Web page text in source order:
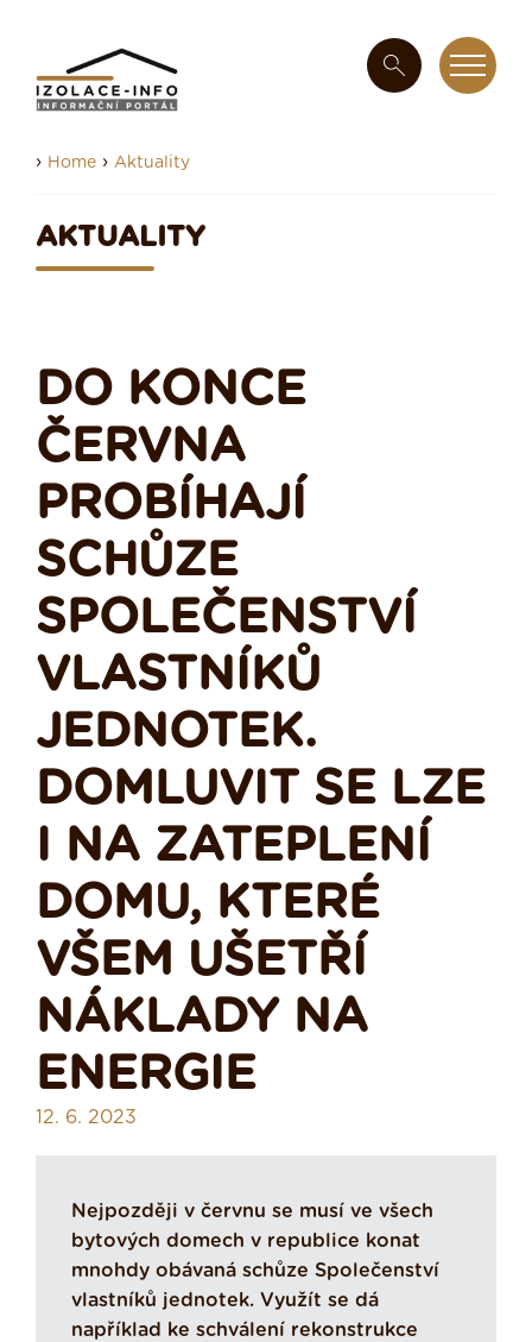
› Home › Aktuality
AKTUALITY
DO KONCE
ČERVNA
PROBÍHAJÍ
SCHŮZE
SPOLEČENSTVÍ
VLASTNÍKŮ
JEDNOTEK.
DOMLUVIT SE LZE
I NA ZATEPLENÍ
DOMU, KTERÉ
VŠEM UŠETŘÍ
NÁKLADY NA
ENERGIE
12. 6. 2023
Nejpozději v červnu se musí ve všech
bytových domech v republice konat
mnohdy obávaná schůze Společenství
vlastníků jednotek. Využít se dá
například ke schválení rekonstrukce